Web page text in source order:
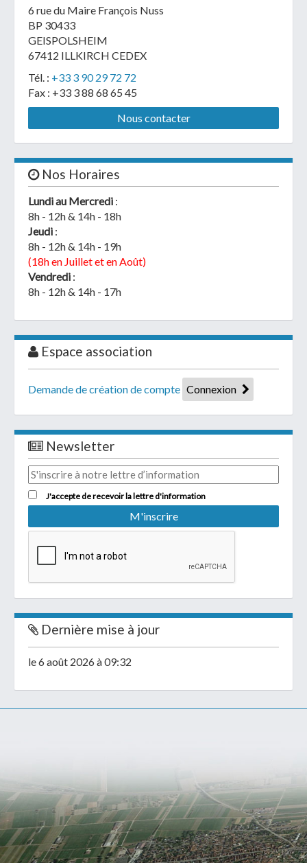
6 rue du Maire François Nuss
BP 30433
GEISPOLSHEIM
67412 ILLKIRCH CEDEX
Tél. : +33 3 90 29 72 72
Fax : +33 3 88 68 65 45
Nous contacter
Nos Horaires
Lundi au Mercredi :
8h - 12h & 14h - 18h
Jeudi :
8h - 12h & 14h - 19h
(18h en Juillet et en Août)
Vendredi :
8h - 12h & 14h - 17h
Espace association
Demande de création de compte Connexion
Newsletter
J'accepte de recevoir la lettre d'information
Dernière mise à jour
le 6 août 2026 à 09:32